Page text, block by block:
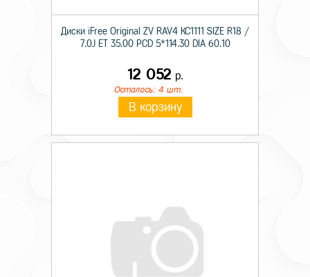
Диски iFree Original ZV RAV4 КС1111 SIZE R18 /
7.0J ET 35.00 PCD 5*114.30 DIA 60.10
12 052 р.
Осталось: 4 шт.
В корзину